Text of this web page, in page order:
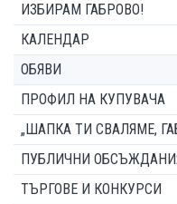
ИЗБИРАМ ГАБРОВО!
КАЛЕНДАР
ОБЯВИ
ПРОФИЛ НА КУПУВАЧА
„ШАПКА ТИ СВАЛЯМЕ,
ПУБЛИЧНИ
ТЪРГОВЕ И КОНКУРСИ